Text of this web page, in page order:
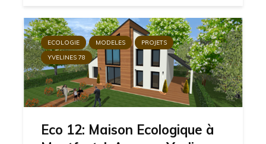
ECOLOGIE MODELES
PROJETS
YVELINES 78
Eco 12: Maison Ecologique à